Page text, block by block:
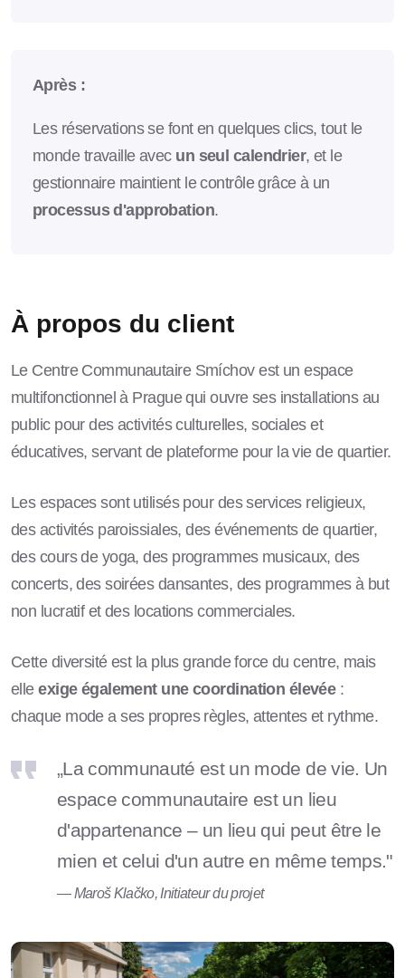
Après :
Les réservations se font en quelques clics, tout le
monde travaille avec un seul calendrier, et le
gestionnaire maintient le contrôle grâce à un
processus d'approbation.
À propos du client
Le Centre Communautaire Smíchov est un espace
multifonctionnel à Prague qui ouvre ses installations au
public pour des activités culturelles, sociales et
éducatives, servant de plateforme pour la vie de quartier.
Les espaces sont utilisés pour des services religieux,
des activités paroissiales, des événements de quartier,
des cours de yoga, des programmes musicaux, des
concerts, des soirées dansantes, des programmes à but
non lucratif et des locations commerciales.
Cette diversité est la plus grande force du centre, mais
elleexige également une coordination élevée:
chaque mode a ses propres règles, attentes et rythme.
„La communauté est un mode de vie. Un
espace communautaire est un lieu
d'appartenance – un lieu qui peut être le
mien et celui d'un autre en même temps."
— Maroš Klačko, Initiateur du projet